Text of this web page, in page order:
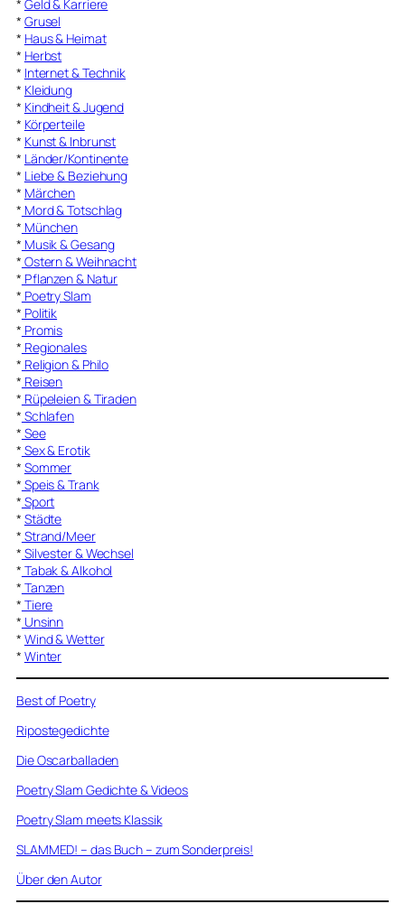
* Geld & Karriere
* Grusel
* Haus & Heimat
* Herbst
* Internet & Technik
* Kleidung
* Kindheit & Jugend
* Körperteile
* Kunst & Inbrunst
* Länder/Kontinente
* Liebe & Beziehung
* Märchen
* Mord & Totschlag
* München
* Musik & Gesang
* Ostern & Weihnacht
* Pflanzen & Natur
* Poetry Slam
* Politik
* Promis
* Regionales
* Religion & Philo
* Reisen
* Rüpeleien & Tiraden
* Schlafen
* See
* Sex & Erotik
* Sommer
* Speis & Trank
* Sport
* Städte
* Strand/Meer
* Silvester & Wechsel
* Tabak & Alkohol
* Tanzen
* Tiere
* Unsinn
* Wind & Wetter
* Winter
Best of Poetry
Ripostegedichte
Die Oscarballaden
Poetry Slam Gedichte & Videos
Poetry Slam meets Klassik
SLAMMED! – das Buch – zum Sonderpreis!
Über den Autor